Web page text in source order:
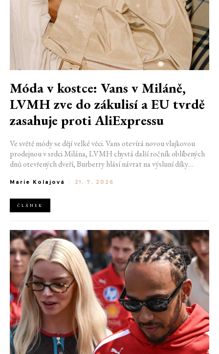
Móda v kostce: Vans v Miláně,
LVMH zve do zákulisí a EU tvrdě
zasahuje proti AliExpressu
Ve světě módy se dějí velké věci. Vans otevírá novou vlajkovou
prodejnou v srdci Milána, LVMH chystá další ročník oblíbených
dnů otevřených dveří, Burberry hlásí návrat na výsluní díky
AliExpress.
Marie Kolajová - 21. 7. 2026
ČLÁNEK